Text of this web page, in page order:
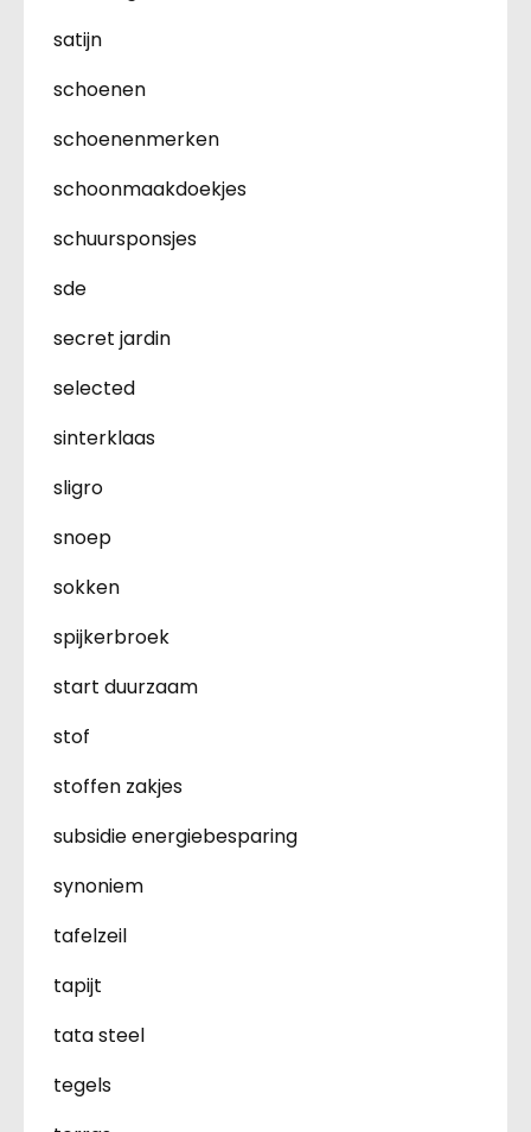
satijn
schoenen
schoenenmerken
schoonmaakdoekjes
schuursponsjes
sde
secret jardin
selected
sinterklaas
sligro
snoep
sokken
spijkerbroek
start duurzaam
stof
stoffen zakjes
subsidie energiebesparing
synoniem
tafelzeil
tapijt
tata steel
tegels